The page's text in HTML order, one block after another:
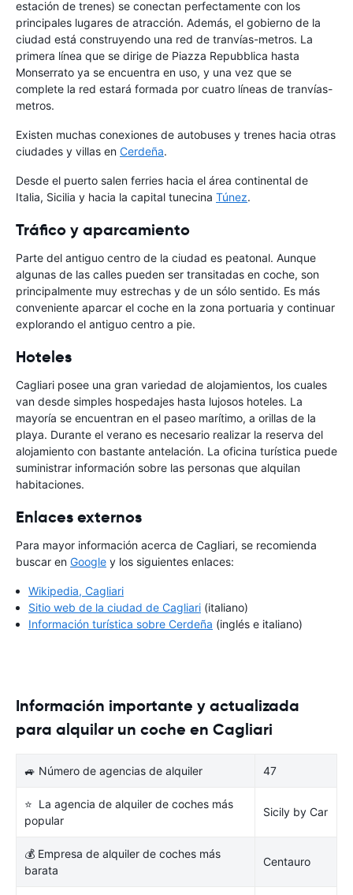
estación de trenes) se conectan perfectamente con los
principales lugares de atracción. Además, el gobierno de la
ciudad está construyendo una red de tranvías-metros. La
primera línea que se dirige de Piazza Repubblica hasta
Monserrato ya se encuentra en uso, y una vez que se
complete la red estará formada por cuatro líneas de tranvías-
metros.
Existen muchas conexiones de autobuses y trenes hacia otras
ciudades y villas en Cerdeña.
Desde el puerto salen ferries hacia el área continental de
Italia, Sicilia y hacia la capital tunecina Túnez.
Tráfico y aparcamiento
Parte del antiguo centro de la ciudad es peatonal. Aunque
algunas de las calles pueden ser transitadas en coche, son
principalmente muy estrechas y de un sólo sentido. Es más
conveniente aparcar el coche en la zona portuaria y continuar
explorando el antiguo centro a pie.
Hoteles
Cagliari posee una gran variedad de alojamientos, los cuales
van desde simples hospedajes hasta lujosos hoteles. La
mayoría se encuentran en el paseo marítimo, a orillas de la
playa. Durante el verano es necesario realizar la reserva del
alojamiento con bastante antelación. La oficina turística puede
suministrar información sobre las personas que alquilan
habitaciones.
Enlaces externos
Para mayor información acerca de Cagliari, se recomienda
buscar en Google y los siguientes enlaces:
Wikipedia, Cagliari
Sitio web de la ciudad de Cagliari (italiano)
Información turística sobre Cerdeña (inglés e italiano)
Información importante y actualizada
para alquilar un coche en Cagliari
🚙 Número de agencias de alquiler 47
⭐ La agencia de alquiler de coches más
popular
Sicily by Car
💰 Empresa de alquiler de coches más
barata
Centauro